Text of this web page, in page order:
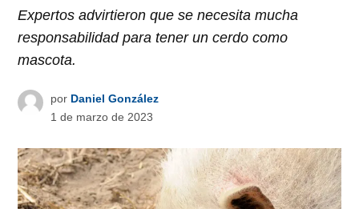
Expertos advirtieron que se necesita mucha
responsabilidad para tener un cerdo como
mascota.
por Daniel González
1 de marzo de 2023